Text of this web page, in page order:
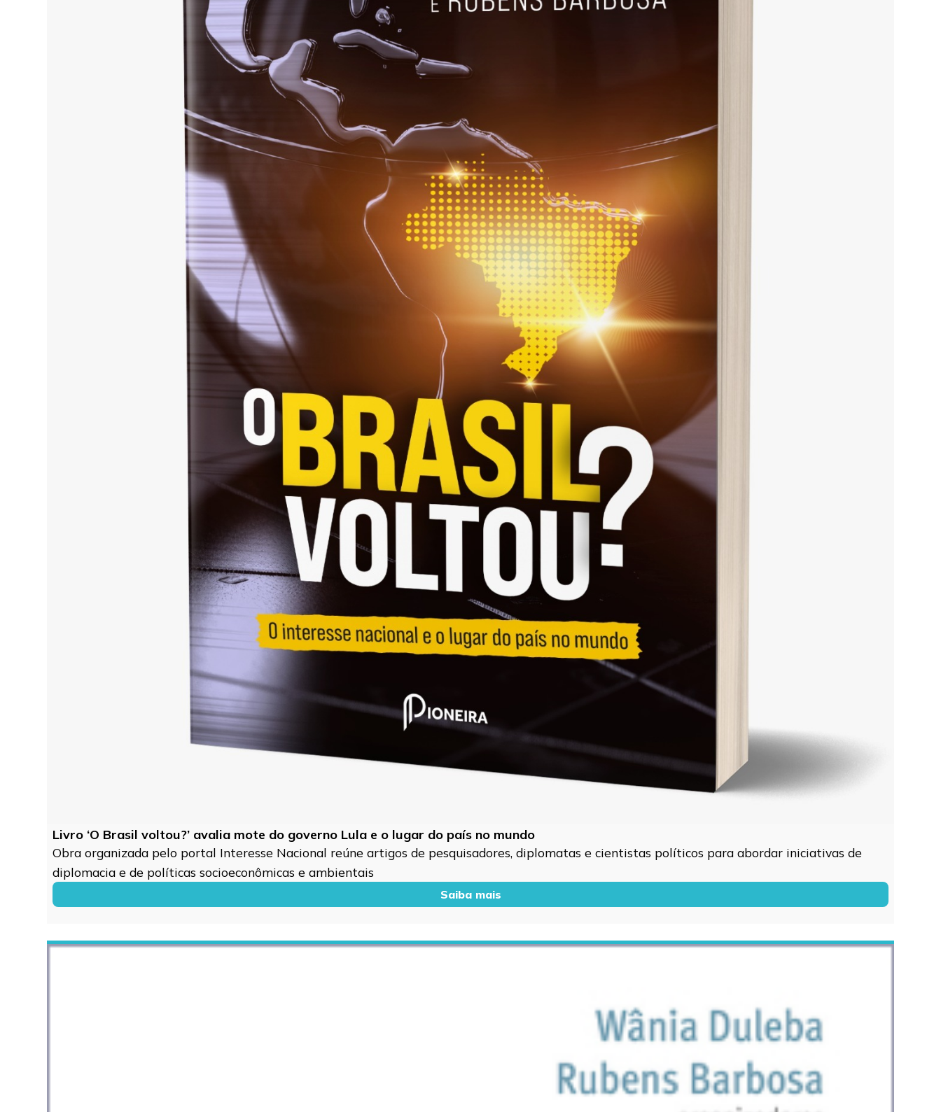
Livro ‘O Brasil voltou?’ avalia mote do governo Lula e o lugar do país no mundo
Obra organizada pelo portal Interesse Nacional reúne artigos de pesquisadores, diplomatas e cientistas políticos para abordar iniciativas de
diplomacia e de políticas socioeconômicas e ambientais
Saiba mais